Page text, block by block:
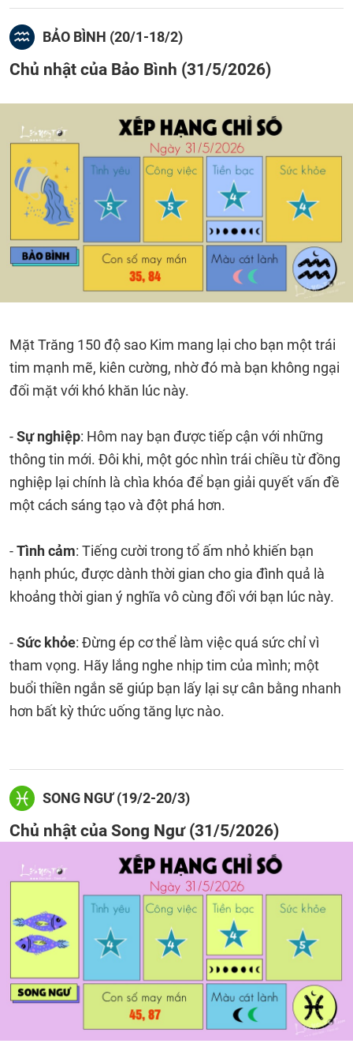
BẢO BÌNH (20/1-18/2)
Chủ nhật của Bảo Bình (31/5/2026)
Mặt Trăng 150 độ sao Kim mang lại cho bạn một trái
tim mạnh mẽ, kiên cường, nhờ đó mà bạn không ngại
đối mặt với khó khăn lúc này.
-Sự nghiệp: Hôm nay bạn được tiếp cận với những
thông tin mới. Đôi khi, một góc nhìn trái chiều từ đồng
nghiệp lại chính là chìa khóa để bạn giải quyết vấn đề
một cách sáng tạo và đột phá hơn.
-Tình cảm: Tiếng cười trong tổ ấm nhỏ khiến bạn
hạnh phúc, được dành thời gian cho gia đình quả là
khoảng thời gian ý nghĩa vô cùng đối với bạn lúc này.
-Sức khỏe: Đừng ép cơ thể làm việc quá sức chỉ vì
tham vọng. Hãy lắng nghe nhịp tim của mình; một
buổi thiền ngắn sẽ giúp bạn lấy lại sự cân bằng nhanh
hơn bất kỳ thức uống tăng lực nào.
SONG NGƯ (19/2-20/3)
Chủ nhật của Song Ngư (31/5/2026)